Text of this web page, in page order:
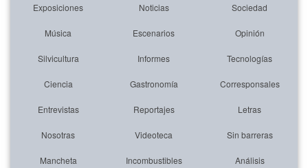
Exposiciones Noticias Sociedad
Música Escenarios Opinión
Silvicultura Informes Tecnologías
Ciencia Gastronomía Corresponsales
Entrevistas Reportajes Letras
Nosotras Videoteca Sin barreras
Mancheta Incombustibles Análisis